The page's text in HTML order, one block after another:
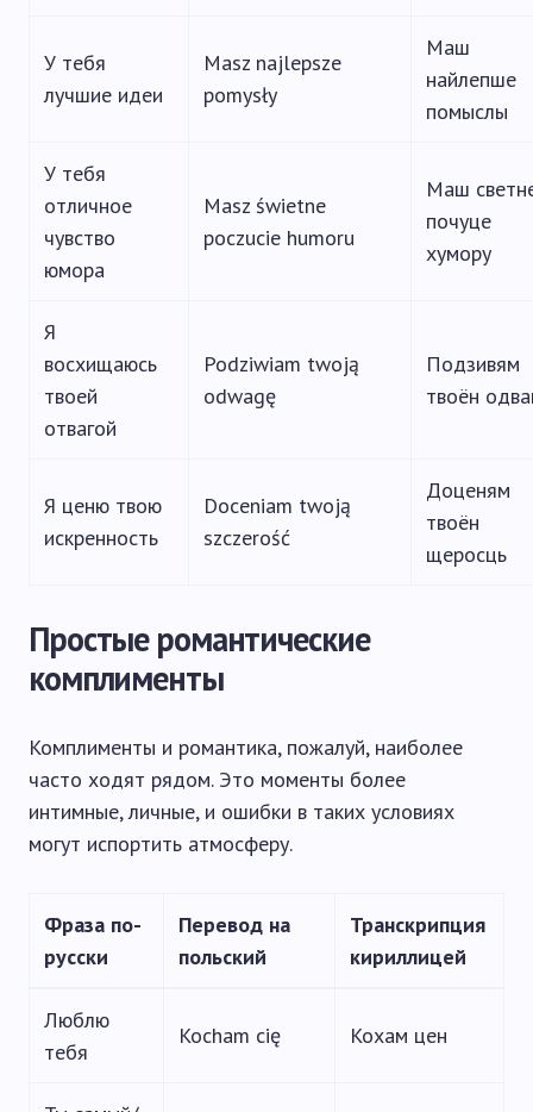
У тебя
лучшие идеи
Masz najlepsze
pomysły
Маш
найлепше
помыслы
У тебя
отличное
чувство
юмора
Masz świetne
poczucie humoru
Маш
почуце
хумору
Я
восхищаюсь
твоей
отвагой
Podziwiam twoją
odwagę
Подзивям
твоён
Я ценю твою
искренность
Doceniam twoją
szczerość
Доценям
твоён
щеросць
Простые романтические
комплименты
Комплименты и романтика, пожалуй, наиболее
часто ходят рядом. Это моменты более
интимные, личные, и ошибки в таких условиях
могут испортить атмосферу.
Фраза по-
русски
Перевод на
польский
Транскрипция
кириллицей
Люблю
тебя
Kocham cię Кохам цен